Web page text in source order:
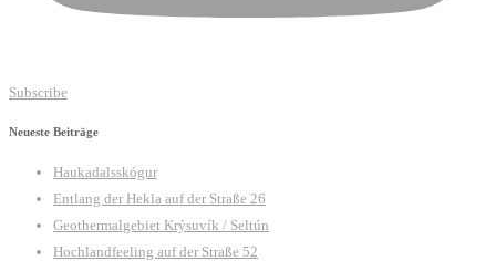
Subscribe
Neueste Beiträge
Haukadalsskógur
Entlang der Hekla auf der Straße 26
Geothermalgebiet Krýsuvík / Seltún
Hochlandfeeling auf der Straße 52